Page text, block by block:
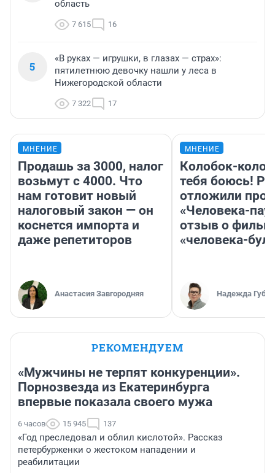
область
7 615 16
5
«В руках — игрушки, в глазах — страх»:
пятилетнюю девочку нашли у леса в
Нижегородской области
7 322 17
МНЕНИЕ
Продашь за 3000, налог
возьмут с 4000. Что
нам готовит новый
налоговый закон — он
коснется импорта и
даже репетиторов
Анастасия Завгородняя
МНЕНИЕ
Колобок-
тебя боюсь!
отложили
«Человека-
отзыв о
«человека-
Надежда
РЕКОМЕНДУЕМ
«Мужчины не терпят конкуренции».
Порнозвезда из Екатеринбурга
впервые показала своего мужа
6 часов 15 945 137
«Год преследовал и облил кислотой». Рассказ
петербурженки о жестоком нападении и
реабилитации